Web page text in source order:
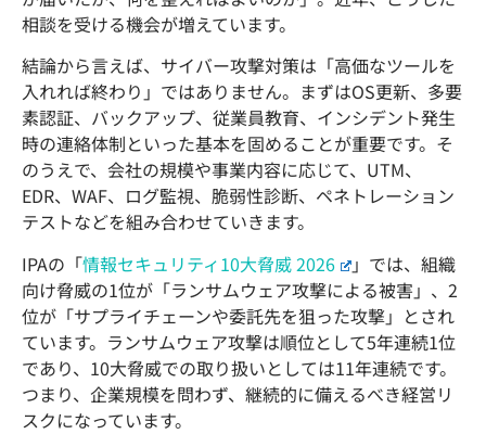
相談を受ける機会が増えています。
結論から言えば、サイバー攻撃対策は「高価なツールを
入れれば終わり」ではありません。まずはOS更新、多要
素認証、バックアップ、従業員教育、インシデント発生
時の連絡体制といった基本を固めることが重要です。そ
のうえで、会社の規模や事業内容に応じて、UTM、
EDR、WAF、ログ監視、脆弱性診断、ペネトレーション
テストなどを組み合わせていきます。
IPAの「情報セキュリティ10大脅威 2026
」では、組織
向け脅威の1位が「ランサムウェア攻撃による被害」、2
位が「サプライチェーンや委託先を狙った攻撃」とされ
ています。ランサムウェア攻撃は順位として5年連続1位
であり、10大脅威での取り扱いとしては11年連続です。
つまり、企業規模を問わず、継続的に備えるべき経営リ
スクになっています。